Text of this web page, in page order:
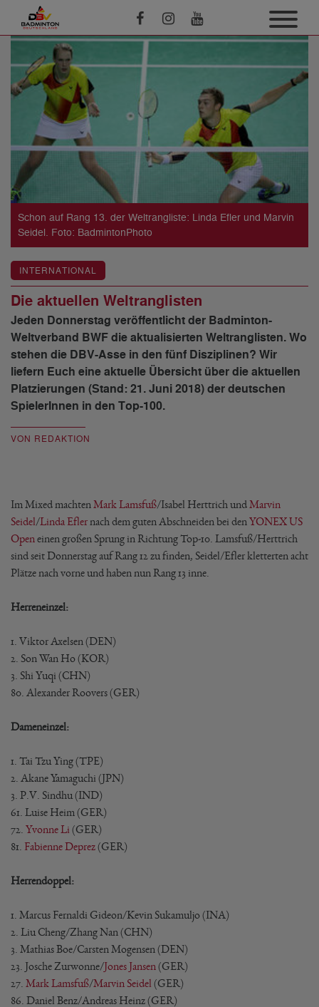
Schon auf Rang 13. der Weltrangliste: Linda Efler und Marvin
Seidel. Foto: BadmintonPhoto
INTERNATIONAL
Die aktuellen Weltranglisten
Jeden Donnerstag veröffentlicht der Badminton-
Weltverband BWF die aktualisierten Weltranglisten. Wo
stehen die DBV-Asse in den fünf Disziplinen? Wir
liefern Euch eine aktuelle Übersicht über die aktuellen
Platzierungen (Stand: 21. Juni 2018) der deutschen
SpielerInnen in den Top-100.
VON REDAKTION
Im Mixed machten Mark Lamsfuß/Isabel Herttrich undMarvin
Seidel/Linda Efler nach dem guten Abschneiden bei den YONEX US
Open einen großen Sprung in Richtung Top-10. Lamsfuß/Herttrich
sind seit Donnerstag auf Rang 12 zu finden, Seidel/Efler kletterten acht
Plätze nach vorne und haben nun Rang 13 inne.
Herreneinzel:
1. Viktor Axelsen (DEN)
2. Son Wan Ho (KOR)
3. Shi Yuqi (CHN)
80. Alexander Roovers (GER)
Dameneinzel:
1. Tai Tzu Ying (TPE)
2. Akane Yamaguchi (JPN)
3. P.V. Sindhu (IND)
61. Luise Heim (GER)
72. Yvonne Li (GER)
81. Fabienne Deprez(GER)
Herrendoppel:
1. Marcus Fernaldi Gideon/Kevin Sukamuljo (INA)
2. Liu Cheng/Zhang Nan (CHN)
3. Mathias Boe/Carsten Mogensen (DEN)
23. Josche Zurwonne/Jones Jansen (GER)
27. Mark Lamsfuß/Marvin Seidel (GER)
86. Daniel Benz/Andreas Heinz (GER)